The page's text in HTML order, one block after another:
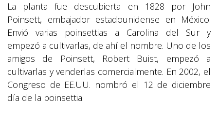
La planta fue descubierta en 1828 por John
Poinsett, embajador estadounidense en México.
Envió varias poinsettias a Carolina del Sur y
empezó a cultivarlas, de ahí el nombre. Uno de los
amigos de Poinsett, Robert Buist, empezó a
cultivarlas y venderlas comercialmente. En 2002, el
Congreso de EE.UU. nombró el 12 de diciembre
día de la poinsettia.